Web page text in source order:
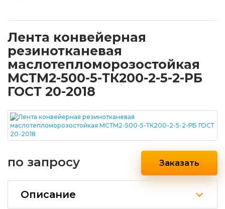
Лента конвейерная
резинотканевая
маслотепломорозостойкая
МСТМ2-500-5-ТК200-2-5-2-РБ
ГОСТ 20-2018
по запросу Заказать
Описание